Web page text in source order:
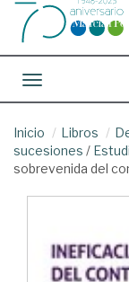
Toggle
Inicio Libros
sucesiones /
sobrevenida del